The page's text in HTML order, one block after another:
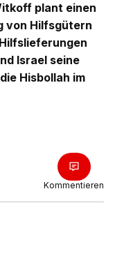
plant einen
von Hilfsgütern
Israel seine
Hisbollah im
Kommentieren